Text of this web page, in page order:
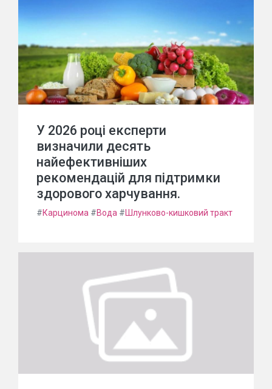
У 2026 році експерти
визначили десять
найефективніших
рекомендацій для підтримки
здорового харчування.
#Карцинома #Вода #Шлунково-кишковий тракт